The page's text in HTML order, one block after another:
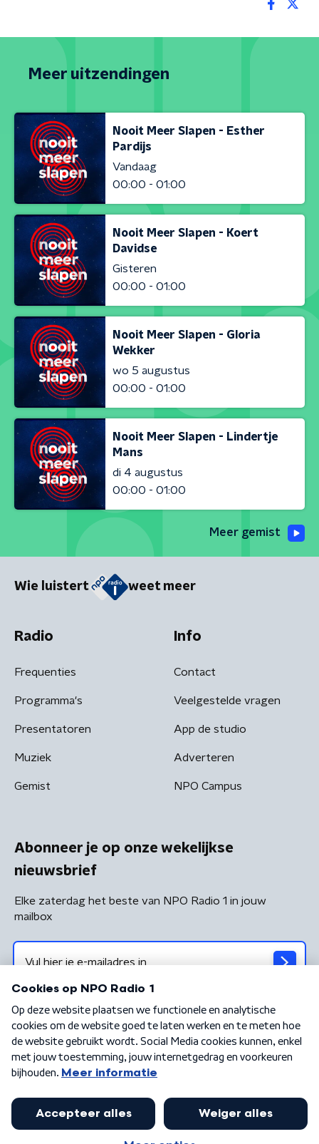
Meer uitzendingen
Nooit Meer Slapen - Esther
Pardijs
Vandaag
00:00 - 01:00
Nooit Meer Slapen - Koert
Davidse
Gisteren
00:00 - 01:00
Nooit Meer Slapen - Gloria
Wekker
wo 5 augustus
00:00 - 01:00
Nooit Meer Slapen - Lindertje
Mans
di 4 augustus
00:00 - 01:00
Meer gemist
Wie luistert weet meer
Radio
Frequenties
Programma's
Presentatoren
Muziek
Gemist
Info
Contact
Veelgestelde vragen
App de studio
Adverteren
NPO Campus
Abonneer je op onze wekelijkse
nieuwsbrief
Elke zaterdag het beste van NPO Radio 1 in jouw
mailbox
Algemene voorwaarden